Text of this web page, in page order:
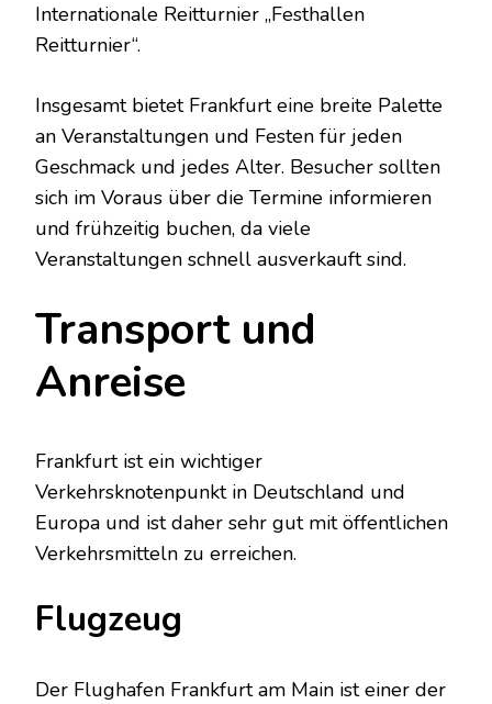
Internationale Reitturnier „Festhallen
Reitturnier“.
Insgesamt bietet Frankfurt eine breite Palette
an Veranstaltungen und Festen für jeden
Geschmack und jedes Alter. Besucher sollten
sich im Voraus über die Termine informieren
und frühzeitig buchen, da viele
Veranstaltungen schnell ausverkauft sind.
Transport und
Anreise
Frankfurt ist ein wichtiger
Verkehrsknotenpunkt in Deutschland und
Europa und ist daher sehr gut mit öffentlichen
Verkehrsmitteln zu erreichen.
Flugzeug
Der Flughafen Frankfurt am Main ist einer der